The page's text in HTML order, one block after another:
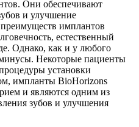
Они обеспечивают
и улучшение
имплантов
естественный
Однако, как и у любого
Некоторые пациенты
установки
импланты BioHorizons
и являются одним из
зубов и улучшения